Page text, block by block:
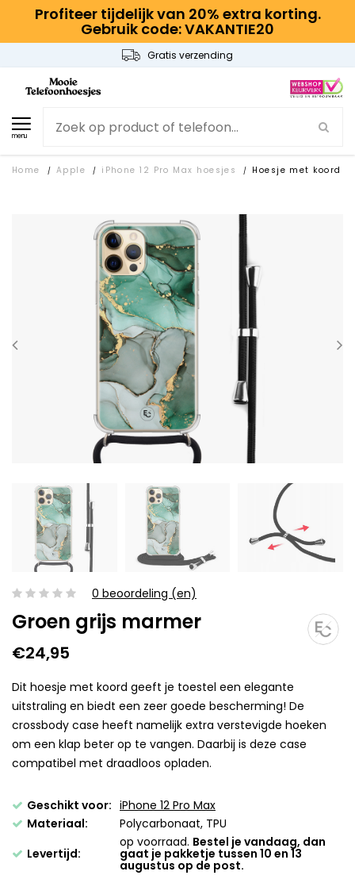
Profiteer tijdelijk van 20% extra korting.
Gebruik code: VAKANTIE20
Gratis verzending
menu
Home / Apple / iPhone 12 Pro Max hoesjes / Hoesje met koord
0 beoordeling (en)
Groen grijs marmer
€24,95
Dit hoesje met koord geeft je toestel een elegante
uitstraling en biedt een zeer goede bescherming! De
crossbody case heeft namelijk extra verstevigde hoeken
om een klap beter op te vangen. Daarbij is deze case
compatibel met draadloos opladen.
Geschikt voor: iPhone 12 Pro Max
Materiaal:
Polycarbonaat, TPU
Levertijd:
op voorraad. Bestel je vandaag, dan
gaat je pakketje tussen 10 en 13
augustus op de post.